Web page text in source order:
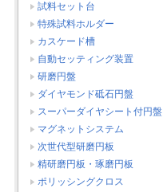
試料セット台
特殊試料ホルダー
カスケード槽
自動セッティング装置
研磨円盤
ダイヤモンド砥石円盤
スーパーダイヤシート付円盤
マグネットシステム
次世代型研磨円板
精研磨円板・琢磨円板
ポリッシングクロス